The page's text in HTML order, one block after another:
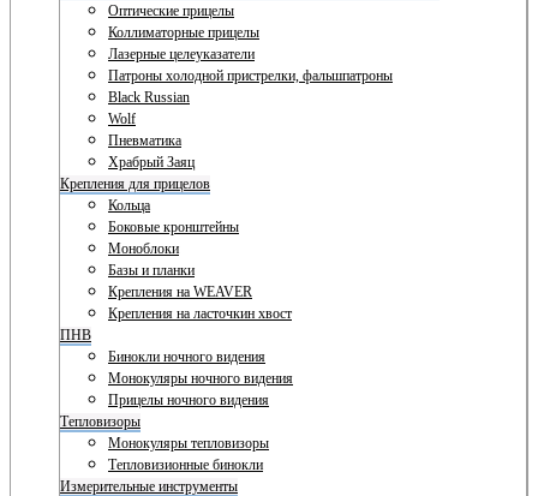
Оптические прицелы
Коллиматорные прицелы
Лазерные целеуказатели
Патроны холодной пристрелки, фальшпатроны
Black Russian
Wolf
Пневматика
Храбрый Заяц
Крепления для прицелов
Кольца
Боковые кронштейны
Моноблоки
Базы и планки
Крепления на WEAVER
Крепления на ласточкин хвост
ПНВ
Бинокли ночного видения
Монокуляры ночного видения
Прицелы ночного видения
Тепловизоры
Монокуляры тепловизоры
Тепловизионные бинокли
Измерительные инструменты